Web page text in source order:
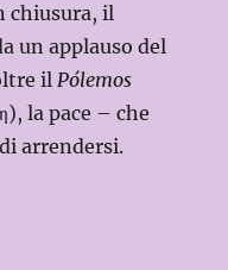
chiusura, il
un applauso del
ilPólemos
la pace – che
arrendersi.